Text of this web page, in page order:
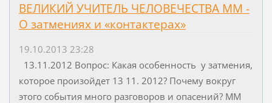
ВЕЛИКИЙ УЧИТЕЛЬ ЧЕЛОВЕЧЕСТВА ММ -
О затмениях и «контактерах»
19.10.2013 23:28
13.11.2012 Вопрос: Какая особенность у затмения,
которое произойдет 13 11. 2012? Почему вокруг
этого события много разговоров и опасений? ММ